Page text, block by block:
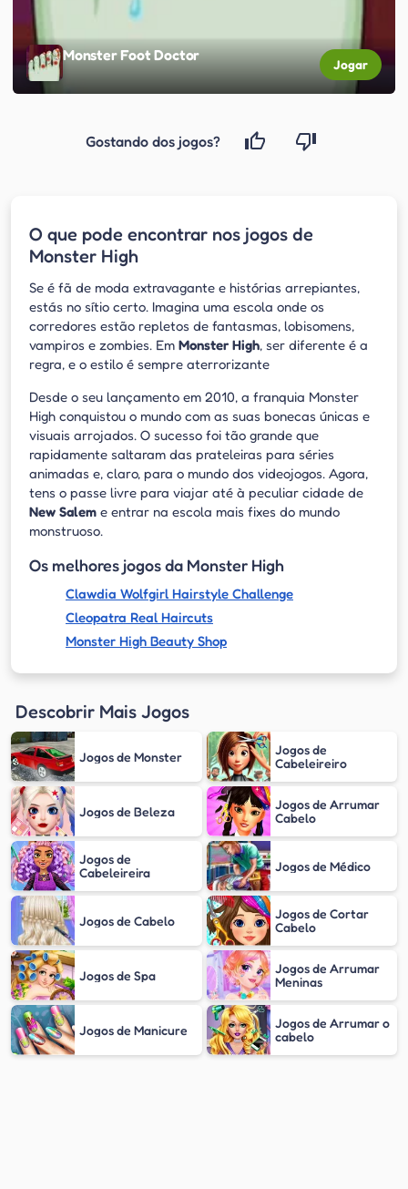
Monster Foot Doctor
Jogar
Gostando dos jogos?
O que pode encontrar nos jogos de
Monster High
Se é fã de moda extravagante e histórias arrepiantes,
estás no sítio certo. Imagina uma escola onde os
corredores estão repletos de fantasmas, lobisomens,
vampiros e zombies. Em Monster High, ser diferente é a
regra, e o estilo é sempre aterrorizante
Desde o seu lançamento em 2010, a franquia Monster
High conquistou o mundo com as suas bonecas únicas e
visuais arrojados. O sucesso foi tão grande que
rapidamente saltaram das prateleiras para séries
animadas e, claro, para o mundo dos videojogos. Agora,
tens o passe livre para viajar até à peculiar cidade de
New Salem e entrar na escola mais fixes do mundo
monstruoso.
Os melhores jogos da Monster High
Clawdia Wolfgirl Hairstyle Challenge
Cleopatra Real Haircuts
Monster High Beauty Shop
Descobrir Mais Jogos
Jogos de Monster
Jogos de
Cabeleireiro
Jogos de Beleza
Jogos de Arrumar
Cabelo
Jogos de
Cabeleireira
Jogos de Médico
Jogos de Cabelo
Jogos de Cortar
Cabelo
Jogos de Spa
Jogos de Arrumar
Meninas
Jogos de Manicure
Jogos de Arrumar o
cabelo